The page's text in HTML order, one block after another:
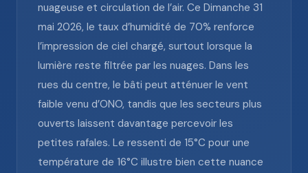
nuageuse et circulation de l’air. Ce Dimanche 31
mai 2026, le taux d’humidité de 70% renforce
l’impression de ciel chargé, surtout lorsque la
lumière reste filtrée par les nuages. Dans les
rues du centre, le bâti peut atténuer le vent
faible venu d’ONO, tandis que les secteurs plus
ouverts laissent davantage percevoir les
petites rafales. Le ressenti de 15°C pour une
température de 16°C illustre bien cette nuance